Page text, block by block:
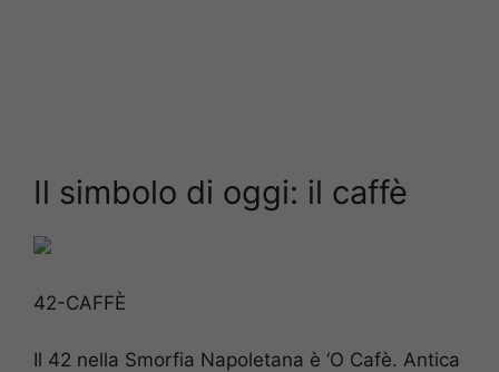
Il simbolo di oggi: il caffè
42-CAFFÈ
Il 42 nella Smorfia Napoletana è ‘O Cafè. Antica